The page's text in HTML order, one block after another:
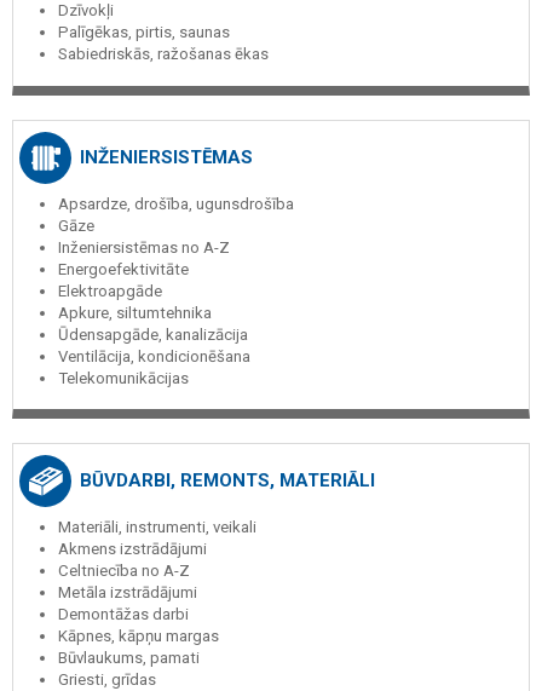
Dzīvokļi
Palīgēkas, pirtis, saunas
Sabiedriskās, ražošanas ēkas
INŽENIERSISTĒMAS
Apsardze, drošība, ugunsdrošība
Gāze
Inženiersistēmas no A-Z
Energoefektivitāte
Elektroapgāde
Apkure, siltumtehnika
Ūdensapgāde, kanalizācija
Ventilācija, kondicionēšana
Telekomunikācijas
BŪVDARBI, REMONTS, MATERIĀLI
Materiāli, instrumenti, veikali
Akmens izstrādājumi
Celtniecība no A-Z
Metāla izstrādājumi
Demontāžas darbi
Kāpnes, kāpņu margas
Būvlaukums, pamati
Griesti, grīdas